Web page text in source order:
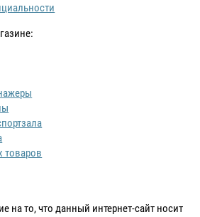
товаров
на то, что данный интернет-сайт носит